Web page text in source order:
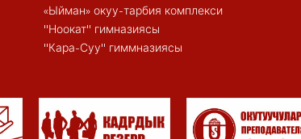
«Ыйман» окуу-тарбия комплекси
"Ноокат" гимназиясы
"Кара-Суу" гиммназиясы